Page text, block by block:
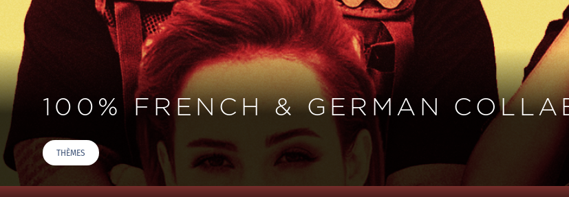
100% FRENCH & GERMAN
THÈMES